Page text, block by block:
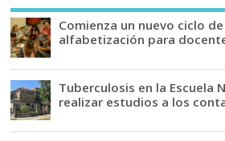
Comienza un nuevo ciclo
alfabetización para
Tuberculosis en la Escuela
realizar estudios a los